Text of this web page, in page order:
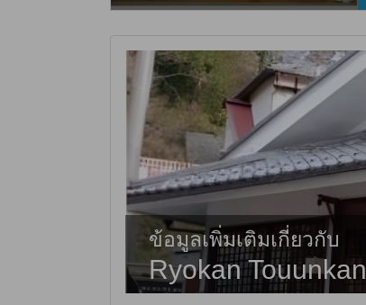
ข้อมูลเพิ่มเติมเกี่ยวกับ
Ryokan Touunkan